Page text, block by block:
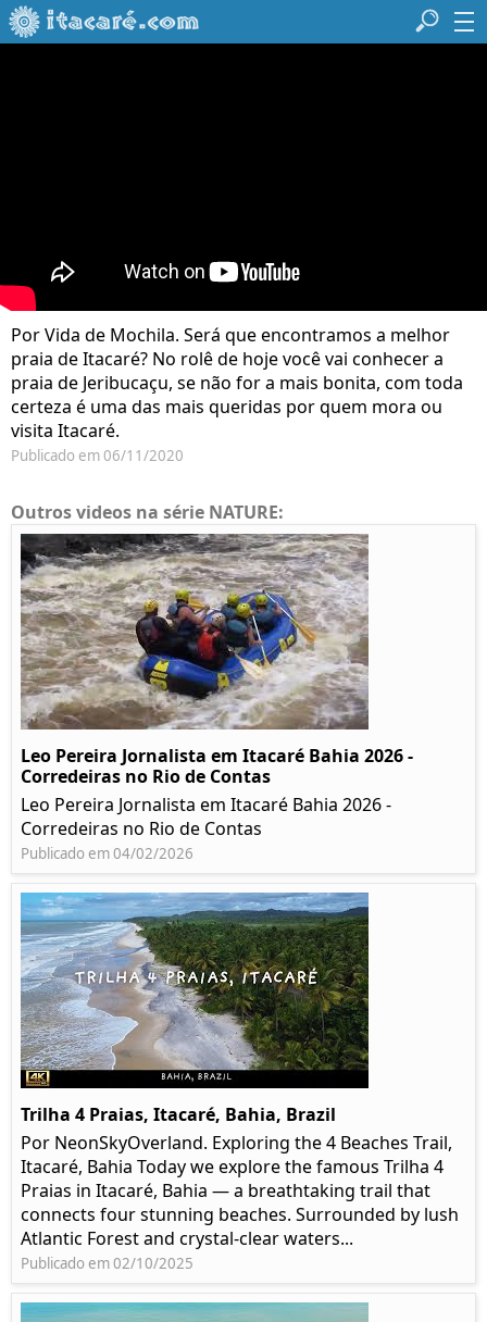
Por Vida de Mochila. Será que encontramos a melhor
praia de Itacaré? No rolê de hoje você vai conhecer a
praia de Jeribucaçu, se não for a mais bonita, com toda
certeza é uma das mais queridas por quem mora ou
visita Itacaré.
Publicado em 06/11/2020
Outros videos na série NATURE:
Leo Pereira Jornalista em Itacaré Bahia 2026 -
Corredeiras no Rio de Contas
Leo Pereira Jornalista em Itacaré Bahia 2026 -
Corredeiras no Rio de Contas
Publicado em 04/02/2026
Trilha 4 Praias, Itacaré, Bahia, Brazil
Por NeonSkyOverland. Exploring the 4 Beaches Trail,
Itacaré, Bahia Today we explore the famous Trilha 4
Praias in Itacaré, Bahia — a breathtaking trail that
connects four stunning beaches. Surrounded by lush
Atlantic Forest and crystal-clear waters...
Publicado em 02/10/2025